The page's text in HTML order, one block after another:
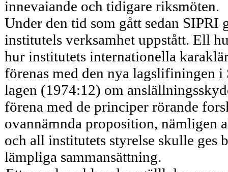
innevaiande och tidigare riksmöten.
Under den tid som gått sedan
institutels verksamhet uppstått. Ell
hur institutets internationella
förenas med den nya lagslifiningen
lagen (1974:12) om
förena med de principer rörande
ovannämnda proposition,
och all institutets styrelse skulle ges
lämpliga sammansättning.